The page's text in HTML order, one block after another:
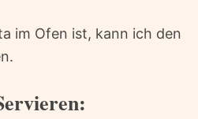
im Ofen ist, kann ich den